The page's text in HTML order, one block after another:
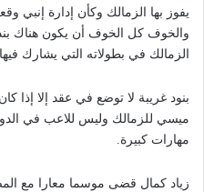
يفوز بها الزمالك وكأن إدارة إنبي
والخوف كل الخوف أن يكون هناك
الزمالك في بطولاته التي يشارك
بنود غريبة لا توضع في عقد إلا إذا
ميسي للزمالك وليس للاعب في
مهارات كبيرة.
زياد كمال قضى موسما معارا مع